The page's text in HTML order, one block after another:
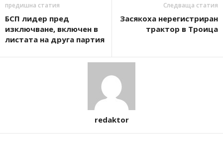
предишна статия
БСП лидер пред
изключване, включен в
листата на друга партия
Следваща статия
Засякоха нерегистриран
трактор в Троица
redaktor